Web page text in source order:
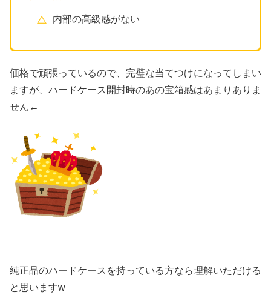
内部の高級感がない
価格で頑張っているので、完璧な当てつけになってしまい
ますが、ハードケース開封時のあの宝箱感はあまりありま
せん←
純正品のハードケースを持っている方なら理解いただける
と思いますw